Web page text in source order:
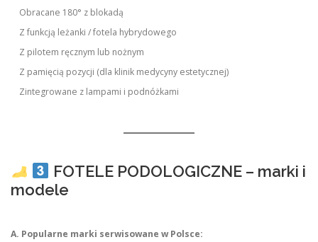
Obracane 180° z blokadą
Z funkcją leżanki / fotela hybrydowego
Z pilotem ręcznym lub nożnym
Z pamięcią pozycji (dla klinik medycyny estetycznej)
Zintegrowane z lampami i podnóżkami
FOTELE PODOLOGICZNE – marki i
modele
A. Popularne marki serwisowane w Polsce: